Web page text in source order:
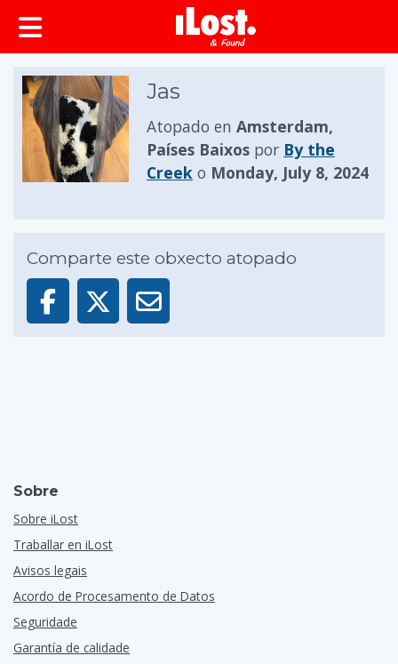
Jas
Atopado en Amsterdam,
Países Baixos por By the
Creek o Monday, July 8, 2024
Comparte este obxecto atopado
Sobre
Sobre iLost
Traballar en iLost
Avisos legais
Acordo de Procesamento de Datos
Seguridade
Garantía de calidade